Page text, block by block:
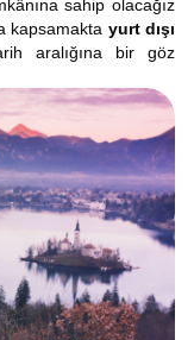
sahip olacağız
kapsamakta yurt dışı
aralığına bir göz